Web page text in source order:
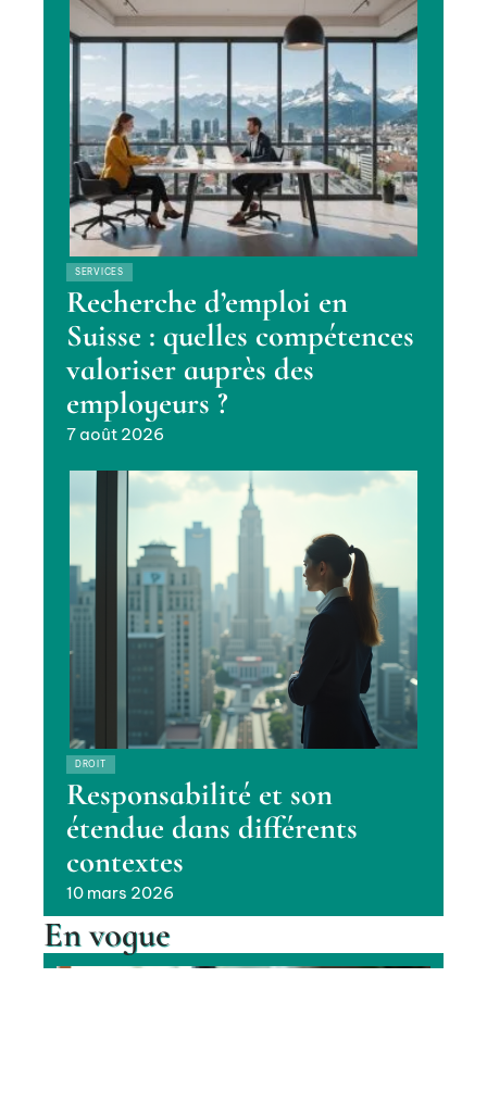
SERVICES
Recherche d’emploi en
Suisse : quelles compétences
valoriser auprès des
employeurs ?
7 août 2026
DROIT
Responsabilité et son
étendue dans différents
contextes
10 mars 2026
En vogue